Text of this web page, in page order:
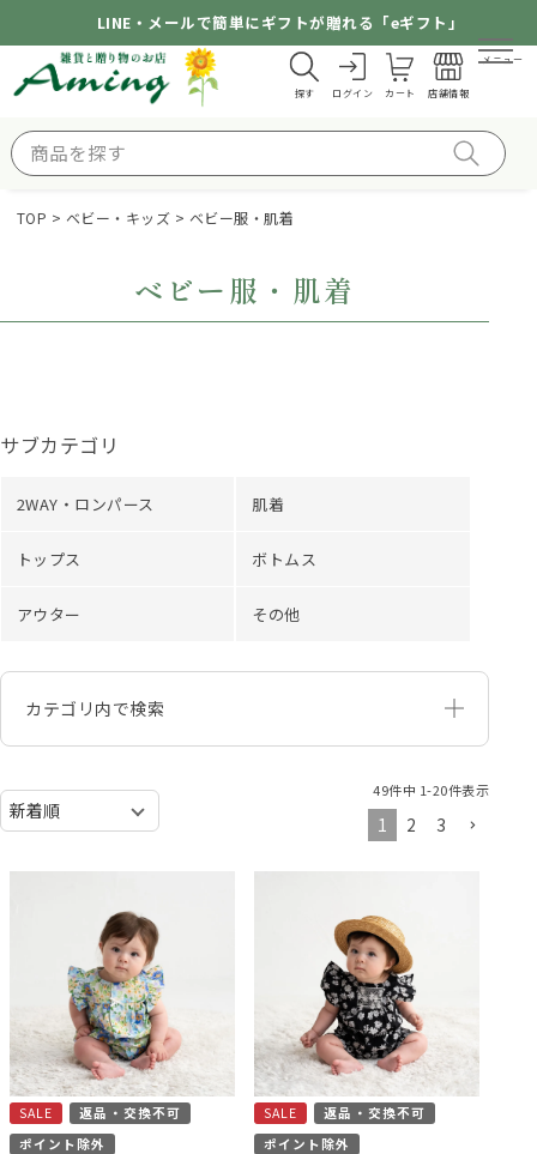
LINE・メールで簡単にギフトが贈れる「eギフト」
探す ログイン カート 店舗情報
メニュー
TOP ベビー・キッズ ベビー服・肌着
ベビー服・肌着
サブカテゴリ
2WAY・ロンパース 肌着
トップス ボトムス
アウター その他
カテゴリ内で検索
49件中 1-20件表示
1 2 3
SALE
返品・交換不可
ポイント除外
SALE
返品・交換不可
ポイント除外